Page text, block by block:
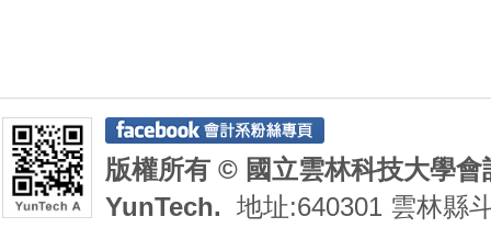
版權所有 © 國立雲林科技大學
YunTech. 地址:640301 雲林縣